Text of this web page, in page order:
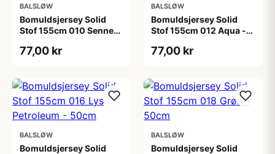
BALSLØW
Bomuldsjersey Solid
Stof 155cm 010 Sennep
77,00 kr
BALSLØW
Bomuldsjersey Solid
Stof 155cm 012 Aqua -
77,00 kr
BALSLØW
Bomuldsjersey Solid
BALSLØW
Bomuldsjersey Solid